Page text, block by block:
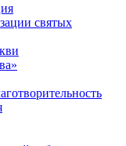
святых